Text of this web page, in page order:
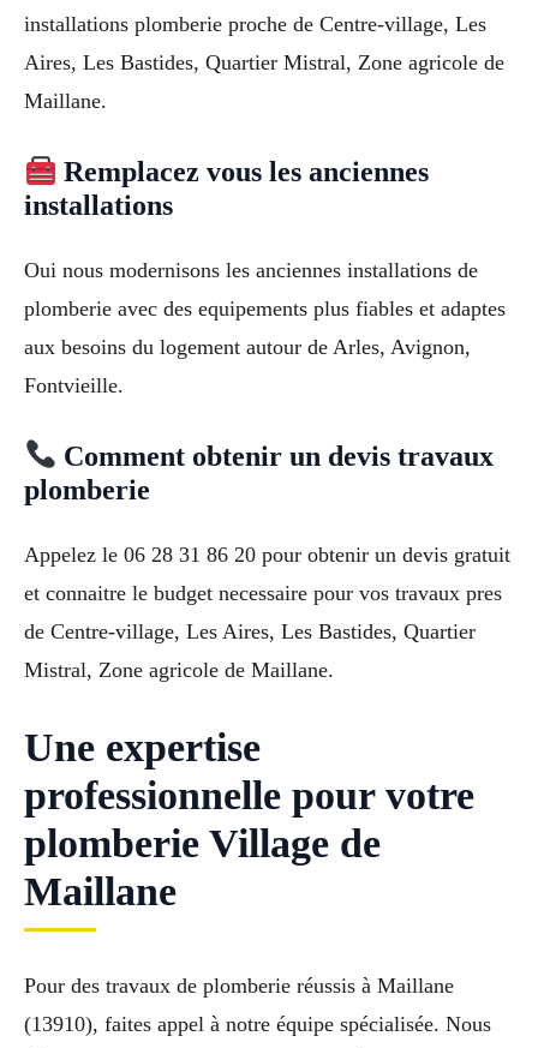
installations plomberie proche de Centre-village, Les
Aires, Les Bastides, Quartier Mistral, Zone agricole de
Maillane.
Remplacez vous les anciennes
installations
Oui nous modernisons les anciennes installations de
plomberie avec des equipements plus fiables et adaptes
aux besoins du logement autour de Arles, Avignon,
Fontvieille.
Comment obtenir un devis travaux
plomberie
Appelez le 06 28 31 86 20 pour obtenir un devis gratuit
et connaitre le budget necessaire pour vos travaux pres
de Centre-village, Les Aires, Les Bastides, Quartier
Mistral, Zone agricole de Maillane.
Une expertise
professionnelle pour votre
plomberie Village de
Maillane
Pour des travaux de plomberie réussis à Maillane
(13910), faites appel à notre équipe spécialisée. Nous